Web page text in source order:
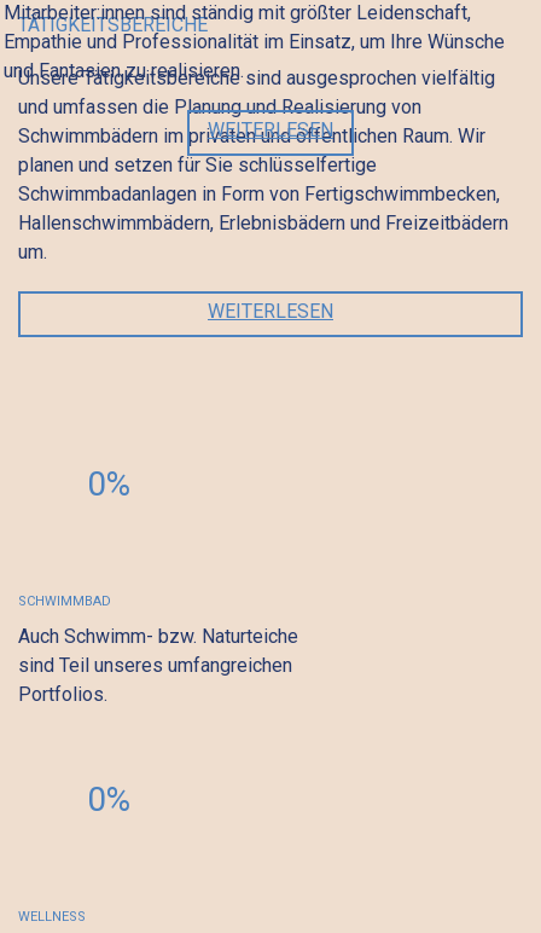
Mitarbeiter:innen sind ständig mit größter Leidenschaft,
Empathie und Professionalität im Einsatz, um Ihre Wünsche
und Fantasien zu realisieren.
WEITERLESEN
TÄTIGKEITSBEREICHE
Unsere Tätigkeitsbereiche sind ausgesprochen vielfältig
und umfassen die Planung und Realisierung von
Schwimmbädern im privaten und öffentlichen Raum. Wir
planen und setzen für Sie schlüsselfertige
Schwimmbadanlagen in Form von Fertigschwimmbecken,
Hallenschwimmbädern, Erlebnisbädern und Freizeitbädern
um.
WEITERLESEN
0%
SCHWIMMBAD
Auch Schwimm- bzw. Naturteiche
sind Teil unseres umfangreichen
Portfolios.
0%
WELLNESS